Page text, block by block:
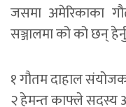
जसमा अमेरिकाका
सञ्जालमा को को छन्
१ गौतम दाहाल
२ हेमन्त काफ्ले सदस्य